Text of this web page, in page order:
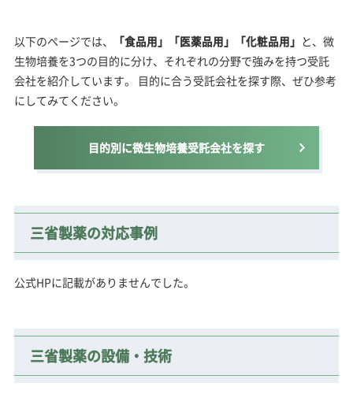
以下のページでは、 「食品用」「医薬品用」「化粧品用」 と、微
生物培養を3つの目的に分け、それぞれの分野で強みを持つ受託
会社を紹介しています。 目的に合う受託会社を探す際、ぜひ参考
にしてみてください。
目的別に微生物培養受託会社を探す
三省製薬の対応事例
公式HPに記載がありませんでした。
三省製薬の設備・技術